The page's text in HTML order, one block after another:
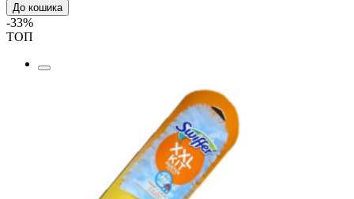
До кошика
-33%
ТОП